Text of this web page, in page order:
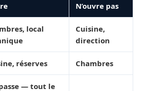
N’ouvre pas
local
Cuisine,
direction
réserves Chambres
— tout le